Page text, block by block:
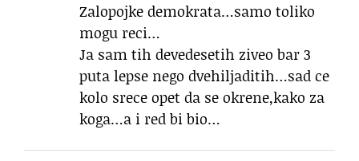
Zalopojke demokrata…samo toliko
mogu reci…
Ja sam tih devedesetih ziveo bar 3
puta lepse nego dvehiljaditih…sad ce
kolo srece opet da se okrene,kako za
koga…a i red bi bio…